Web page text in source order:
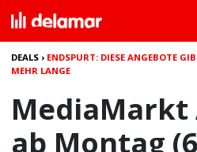
DEALS › ENDSPURT: DIESE ANGEBOTE
MEHR LANGE
MediaMarkt
ab Montag